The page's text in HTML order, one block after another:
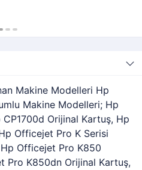
Makine Modelleri Hp
Makine Modelleri; Hp
Orijinal Kartuş, Hp
Officejet Pro K Serisi
Officejet Pro K850
Pro K850dn Orijinal Kartuş,